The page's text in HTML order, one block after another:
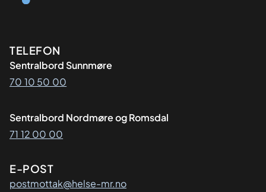
Kontaktinformasjon
TELEFON
Sentralbord Sunnmøre
70 10 50 00
Sentralbord Nordmøre og Romsdal
71 12 00 00
E-POST
postmottak@helse-mr.no